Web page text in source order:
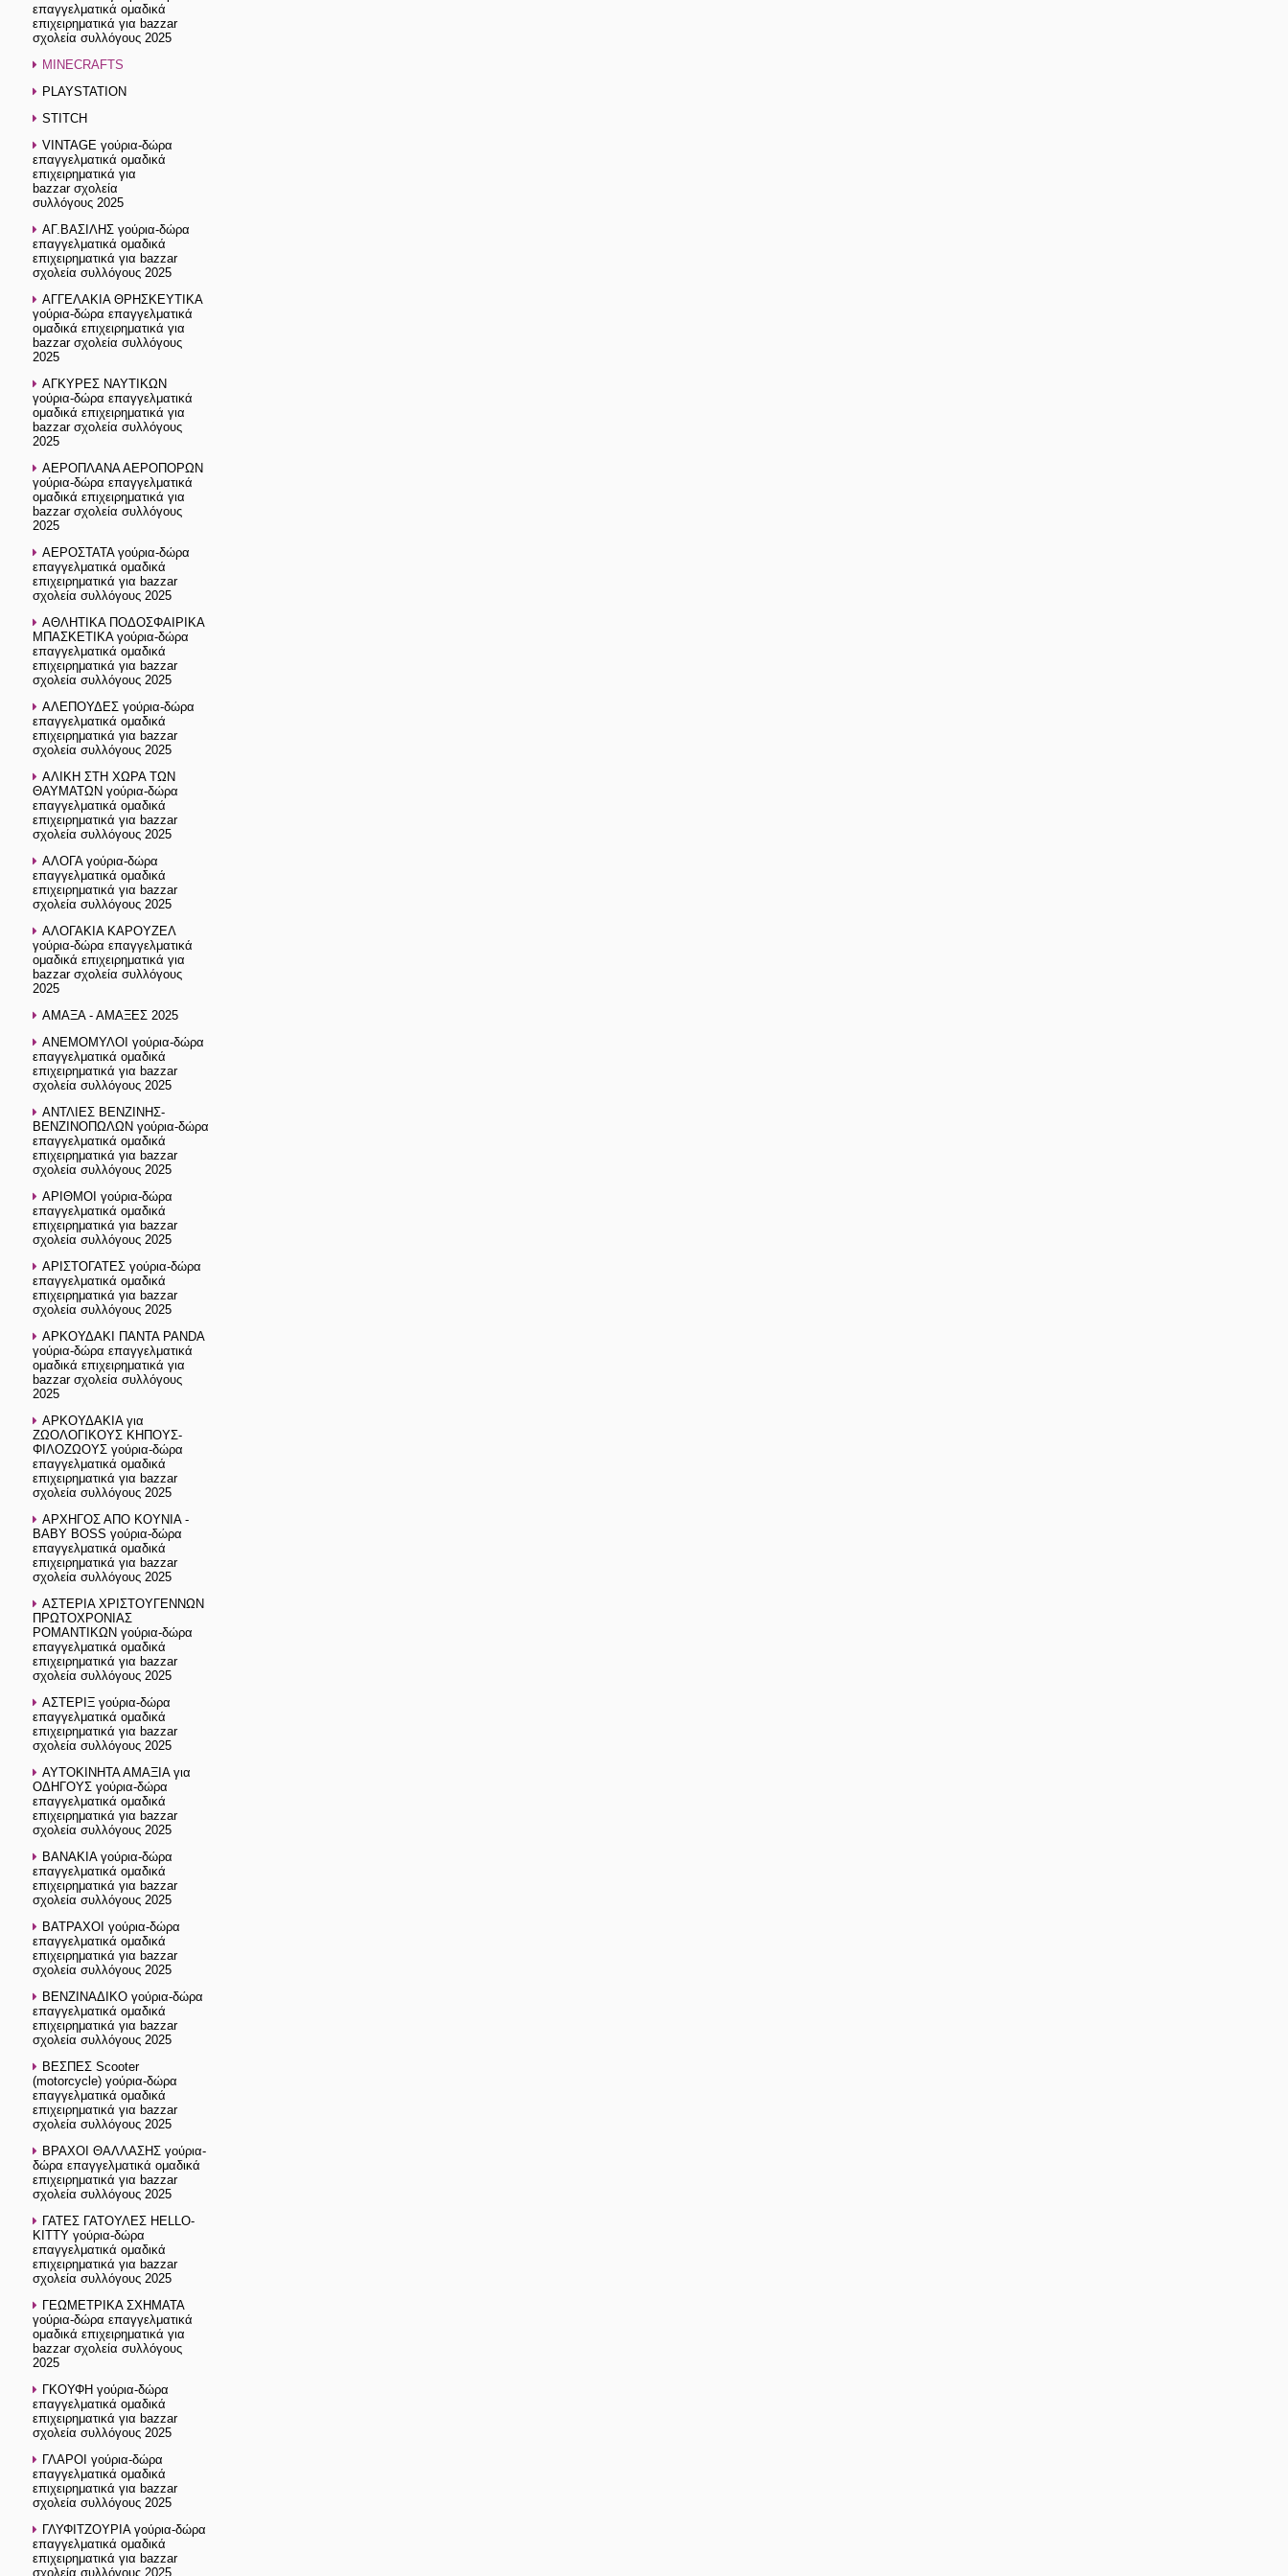
επαγγελματικά ομαδικά
επιχειρηματικά για bazzar
σχολεία συλλόγους 2025
MINECRAFTS
PLAYSTATION
STITCH
VINTAGE γούρια-δώρα
επαγγελματικά ομαδικά
επιχειρηματικά για
bazzar σχολεία
συλλόγους 2025
ΑΓ.ΒΑΣΙΛΗΣ γούρια-δώρα
επαγγελματικά ομαδικά
επιχειρηματικά για bazzar
σχολεία συλλόγους 2025
ΑΓΓΕΛΑΚΙΑ ΘΡΗΣΚΕΥΤΙΚΑ
γούρια-δώρα επαγγελματικά
ομαδικά επιχειρηματικά για
bazzar σχολεία συλλόγους
2025
ΑΓΚΥΡΕΣ ΝΑΥΤΙΚΩΝ
γούρια-δώρα επαγγελματικά
ομαδικά επιχειρηματικά για
bazzar σχολεία συλλόγους
2025
ΑΕΡΟΠΛΑΝΑ ΑΕΡΟΠΟΡΩΝ
γούρια-δώρα επαγγελματικά
ομαδικά επιχειρηματικά για
bazzar σχολεία συλλόγους
2025
ΑΕΡΟΣΤΑΤΑ γούρια-δώρα
επαγγελματικά ομαδικά
επιχειρηματικά για bazzar
σχολεία συλλόγους 2025
ΑΘΛΗΤΙΚΑ ΠΟΔΟΣΦΑΙΡΙΚΑ
ΜΠΑΣΚΕΤΙΚΑ γούρια-δώρα
επαγγελματικά ομαδικά
επιχειρηματικά για bazzar
σχολεία συλλόγους 2025
ΑΛΕΠΟΥΔΕΣ γούρια-δώρα
επαγγελματικά ομαδικά
επιχειρηματικά για bazzar
σχολεία συλλόγους 2025
ΑΛΙΚΗ ΣΤΗ ΧΩΡΑ ΤΩΝ
ΘΑΥΜΑΤΩΝ γούρια-δώρα
επαγγελματικά ομαδικά
επιχειρηματικά για bazzar
σχολεία συλλόγους 2025
ΑΛΟΓΑ γούρια-δώρα
επαγγελματικά ομαδικά
επιχειρηματικά για bazzar
σχολεία συλλόγους 2025
ΑΛΟΓΑΚΙΑ ΚΑΡΟΥΖΕΛ
γούρια-δώρα επαγγελματικά
ομαδικά επιχειρηματικά για
bazzar σχολεία συλλόγους
2025
ΑΜΑΞΑ - ΑΜΑΞΕΣ 2025
ΑΝΕΜΟΜΥΛΟΙ γούρια-δώρα
επαγγελματικά ομαδικά
επιχειρηματικά για bazzar
σχολεία συλλόγους 2025
ΑΝΤΛΙΕΣ ΒΕΝΖΙΝΗΣ-
ΒΕΝΖΙΝΟΠΩΛΩΝ γούρια-δώρα
επαγγελματικά ομαδικά
επιχειρηματικά για bazzar
σχολεία συλλόγους 2025
ΑΡΙΘΜΟΙ γούρια-δώρα
επαγγελματικά ομαδικά
επιχειρηματικά για bazzar
σχολεία συλλόγους 2025
ΑΡΙΣΤΟΓΑΤΕΣ γούρια-δώρα
επαγγελματικά ομαδικά
επιχειρηματικά για bazzar
σχολεία συλλόγους 2025
ΑΡΚΟΥΔΑΚΙ ΠΑΝΤΑ PANDA
γούρια-δώρα επαγγελματικά
ομαδικά επιχειρηματικά για
bazzar σχολεία συλλόγους
2025
ΑΡΚΟΥΔΑΚΙΑ για
ΖΩΟΛΟΓΙΚΟΥΣ ΚΗΠΟΥΣ-
ΦΙΛΟΖΩΟΥΣ γούρια-δώρα
επαγγελματικά ομαδικά
επιχειρηματικά για bazzar
σχολεία συλλόγους 2025
ΑΡΧΗΓΟΣ ΑΠΟ ΚΟΥΝΙΑ -
BABY BOSS γούρια-δώρα
επαγγελματικά ομαδικά
επιχειρηματικά για bazzar
σχολεία συλλόγους 2025
ΑΣΤΕΡΙΑ ΧΡΙΣΤΟΥΓΕΝΝΩΝ
ΠΡΩΤΟΧΡΟΝΙΑΣ
ΡΟΜΑΝΤΙΚΩΝ γούρια-δώρα
επαγγελματικά ομαδικά
επιχειρηματικά για bazzar
σχολεία συλλόγους 2025
ΑΣΤΕΡΙΞ γούρια-δώρα
επαγγελματικά ομαδικά
επιχειρηματικά για bazzar
σχολεία συλλόγους 2025
ΑΥΤΟΚΙΝΗΤΑ ΑΜΑΞΙΑ για
ΟΔΗΓΟΥΣ γούρια-δώρα
επαγγελματικά ομαδικά
επιχειρηματικά για bazzar
σχολεία συλλόγους 2025
ΒΑΝΑΚΙΑ γούρια-δώρα
επαγγελματικά ομαδικά
επιχειρηματικά για bazzar
σχολεία συλλόγους 2025
ΒΑΤΡΑΧΟI γούρια-δώρα
επαγγελματικά ομαδικά
επιχειρηματικά για bazzar
σχολεία συλλόγους 2025
ΒΕΝΖΙΝΑΔΙΚΟ γούρια-δώρα
επαγγελματικά ομαδικά
επιχειρηματικά για bazzar
σχολεία συλλόγους 2025
ΒΕΣΠΕΣ Scooter
(motorcycle) γούρια-δώρα
επαγγελματικά ομαδικά
επιχειρηματικά για bazzar
σχολεία συλλόγους 2025
ΒΡΑΧΟΙ ΘΑΛΛΑΣΗΣ γούρια-
δώρα επαγγελματικά ομαδικά
επιχειρηματικά για bazzar
σχολεία συλλόγους 2025
ΓΑΤΕΣ ΓΑΤΟΥΛΕΣ HELLO-
KITTY γούρια-δώρα
επαγγελματικά ομαδικά
επιχειρηματικά για bazzar
σχολεία συλλόγους 2025
ΓΕΩΜΕΤΡΙΚΑ ΣΧΗΜΑΤΑ
γούρια-δώρα επαγγελματικά
ομαδικά επιχειρηματικά για
bazzar σχολεία συλλόγους
2025
ΓΚΟΥΦΗ γούρια-δώρα
επαγγελματικά ομαδικά
επιχειρηματικά για bazzar
σχολεία συλλόγους 2025
ΓΛΑΡΟΙ γούρια-δώρα
επαγγελματικά ομαδικά
επιχειρηματικά για bazzar
σχολεία συλλόγους 2025
ΓΛΥΦΙΤΖΟΥΡΙA γούρια-δώρα
επαγγελματικά ομαδικά
επιχειρηματικά για bazzar
σχολεία συλλόγους 2025